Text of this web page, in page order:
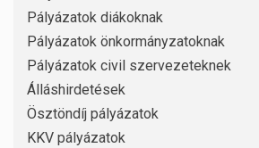
Pályázatok diákoknak
Pályázatok önkormányzatoknak
Pályázatok civil szervezeteknek
Álláshirdetések
Ösztöndíj pályázatok
KKV pályázatok